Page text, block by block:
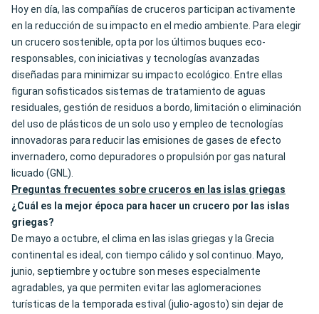
Hoy en día, las compañías de cruceros participan activamente
en la reducción de su impacto en el medio ambiente. Para elegir
un crucero sostenible, opta por los últimos buques eco-
responsables, con iniciativas y tecnologías avanzadas
diseñadas para minimizar su impacto ecológico. Entre ellas
figuran sofisticados sistemas de tratamiento de aguas
residuales, gestión de residuos a bordo, limitación o eliminación
del uso de plásticos de un solo uso y empleo de tecnologías
innovadoras para reducir las emisiones de gases de efecto
invernadero, como depuradores o propulsión por gas natural
licuado (GNL).
Preguntas frecuentes sobre cruceros en las islas griegas
¿Cuál es la mejor época para hacer un crucero por las islas
griegas?
De mayo a octubre, el clima en las islas griegas y la Grecia
continental es ideal, con tiempo cálido y sol continuo. Mayo,
junio, septiembre y octubre son meses especialmente
agradables, ya que permiten evitar las aglomeraciones
turísticas de la temporada estival (julio-agosto) sin dejar de